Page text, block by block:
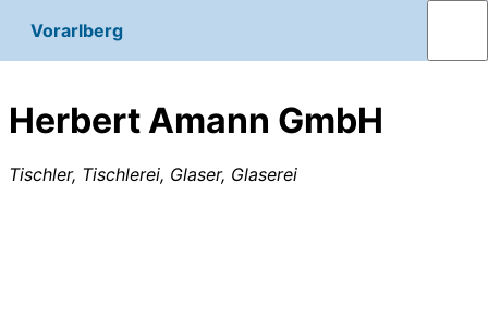
Vorarlberg
Herbert Amann GmbH
Tischler, Tischlerei, Glaser, Glaserei